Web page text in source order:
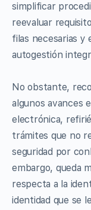
simplificar
reevaluar
filas necesarias y
autogestión
No obstante,
algunos avances
electrónica,
trámites que no
seguridad por
embargo, queda
respecta a la
identidad que se